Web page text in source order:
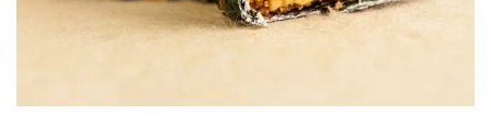
LACTATE
PRODUSE ROMÂNEȘTI